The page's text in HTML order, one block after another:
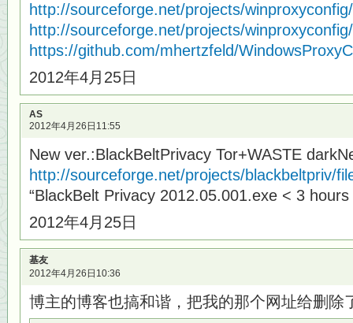
http://sourceforge.net/projects/
http://sourceforge.net/projects/
https://github.com/mhertzfeld/
2012年4月25日
AS
2012年4月26日11:55
New ver.:BlackBeltPrivacy Tor+WASTE
http://sourceforge.net/projects/blackbeltpriv/
“BlackBelt Privacy 2012.05.001.exe < 3
2012年4月25日
基友
2012年4月26日10:36
博主的博客也搞和谐，把我的那个网址给删除